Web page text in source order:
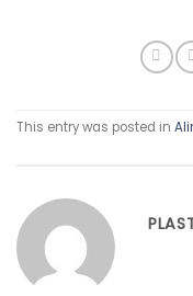
This entry was posted in